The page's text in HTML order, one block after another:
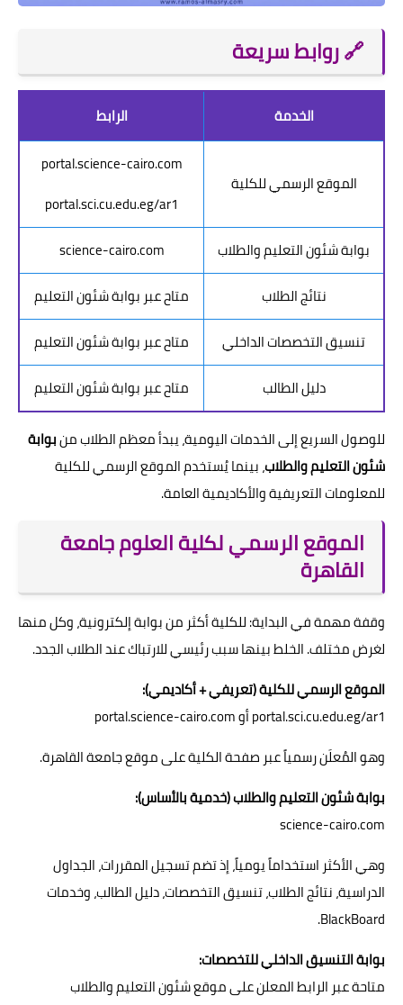
🔗 روابط سريعة
الخدمة الرابط
الموقع الرسمي للكلية
portal.science-cairo.com
portal.sci.cu.edu.eg/ar1
بوابة شئون التعليم والطلاب
science-cairo.com
نتائج الطلاب
متاح عبر بوابة شئون التعليم
تنسيق التخصصات الداخلي
متاح عبر بوابة شئون التعليم
دليل الطالب
متاح عبر بوابة شئون التعليم
للوصول السريع إلى الخدمات اليومية، يبدأ معظم الطلاب منبوابة
شئون التعليم والطلاب، بينما يُستخدم الموقع الرسمي للكلية
للمعلومات التعريفية والأكاديمية العامة.
الموقع الرسمي لكلية العلوم جامعة
القاهرة
وقفة مهمة في البداية: للكلية أكثر من بوابة إلكترونية، وكل منها
لغرض مختلف. الخلط بينها سبب رئيسي للارتباك عند الطلاب الجدد.
الموقع الرسمي للكلية (تعريفي + أكاديمي):
portal.sci.cu.edu.eg/ar1 أو portal.science-cairo.com
وهو المُعلَن رسمياً عبر صفحة الكلية على موقع جامعة القاهرة.
بوابة شئون التعليم والطلاب (خدمية بالأساس):
science-cairo.com
وهي الأكثر استخداماً يومياً، إذ تضم تسجيل المقررات، الجداول
الدراسية، نتائج الطلاب، تنسيق التخصصات، دليل الطالب، وخدمات
BlackBoard.
بوابة التنسيق الداخلي للتخصصات:
متاحة عبر الرابط المعلن على موقع شئون التعليم والطلاب